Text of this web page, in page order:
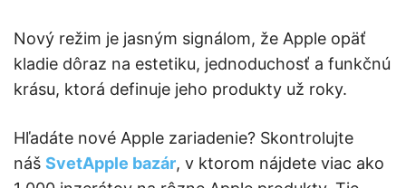
Nový režim je jasným signálom, že Apple opäť
kladie dôraz na estetiku, jednoduchosť a funkčnú
krásu, ktorá definuje jeho produkty už roky.
Hľadáte nové Apple zariadenie? Skontrolujte
náš SvetApple bazár, v ktorom nájdete viac ako